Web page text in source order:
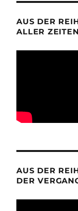
AUS DER
ALLER ZEITEN
AUS DER
ER